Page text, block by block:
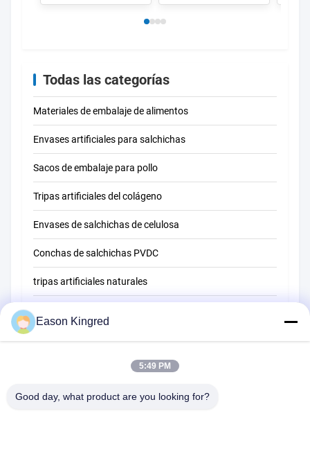
de tamaño de 15
Todas las categorías
Materiales de embalaje de alimentos
Envases artificiales para salchichas
Sacos de embalaje para pollo
Tripas artificiales del colágeno
Envases de salchichas de celulosa
Conchas de salchichas PVDC
tripas artificiales naturales
Película de embalaje de alimentos
Eason Kingred
5:49 PM
Good day, what product are you looking for?